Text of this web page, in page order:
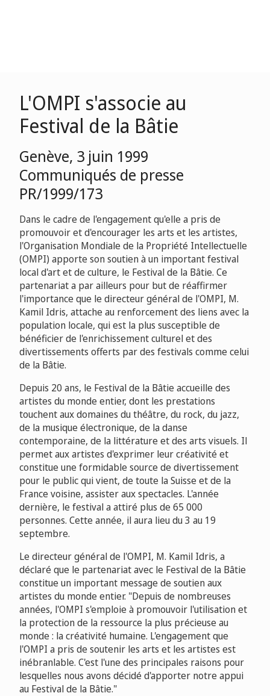
L'OMPI s'associe au
Festival de la Bâtie
Genève, 3 juin 1999
Communiqués de presse
PR/1999/173
Dans le cadre de l'engagement qu'elle a pris de
promouvoir et d'encourager les arts et les artistes,
l'Organisation Mondiale de la Propriété Intellectuelle
(OMPI) apporte son soutien à un important festival
local d'art et de culture, le Festival de la Bâtie. Ce
partenariat a par ailleurs pour but de réaffirmer
l'importance que le directeur général de l'OMPI, M.
Kamil Idris, attache au renforcement des liens avec la
population locale, qui est la plus susceptible de
bénéficier de l'enrichissement culturel et des
divertissements offerts par des festivals comme celui
de la Bâtie.
Depuis 20 ans, le Festival de la Bâtie accueille des
artistes du monde entier, dont les prestations
touchent aux domaines du théâtre, du rock, du jazz,
de la musique électronique, de la danse
contemporaine, de la littérature et des arts visuels. Il
permet aux artistes d'exprimer leur créativité et
constitue une formidable source de divertissement
pour le public qui vient, de toute la Suisse et de la
France voisine, assister aux spectacles. L'année
dernière, le festival a attiré plus de 65 000
personnes. Cette année, il aura lieu du 3 au 19
septembre.
Le directeur général de l'OMPI, M. Kamil Idris, a
déclaré que le partenariat avec le Festival de la Bâtie
constitue un important message de soutien aux
artistes du monde entier. "Depuis de nombreuses
années, l'OMPI s'emploie à promouvoir l'utilisation et
la protection de la ressource la plus précieuse au
monde : la créativité humaine. L'engagement que
l'OMPI a pris de soutenir les arts et les artistes est
inébranlable. C'est l'une des principales raisons pour
lesquelles nous avons décidé d'apporter notre appui
au Festival de la Bâtie."